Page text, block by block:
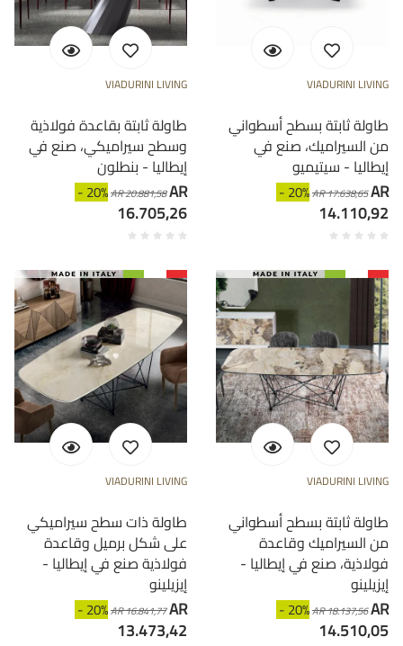
VIADURINI LIVING
طاولة ثابتة بقاعدة فولاذية
وسطح سيراميكي، صنع في
إيطاليا - بنطلون
- 20%AR 20.881,58AR
16.705,26
VIADURINI LIVING
طاولة ثابتة بسطح أسطواني
من السيراميك، صنع في
إيطاليا - سيتيميو
- 20%AR 17.638,65AR
14.110,92
VIADURINI LIVING
طاولة ذات سطح سيراميكي
على شكل برميل وقاعدة
فولاذية صنع في إيطاليا -
إيزيلينو
- 20%AR 16.841,77AR
13.473,42
VIADURINI LIVING
طاولة ثابتة بسطح أسطواني
من السيراميك وقاعدة
فولاذية، صنع في إيطاليا -
إيزيلينو
- 20%AR 18.137,56AR
14.510,05